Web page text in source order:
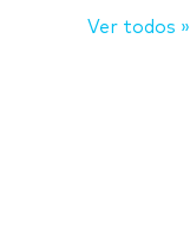
Ver todos »